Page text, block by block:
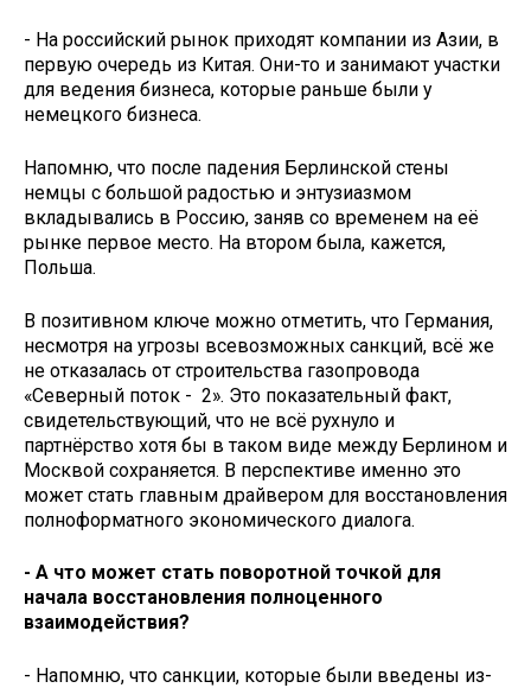
- На российский рынок приходят компании из Азии, в
первую очередь из Китая. Они-то и занимают участки
для ведения бизнеса, которые раньше были у
немецкого бизнеса.
Напомню, что после падения Берлинской стены
немцы с большой радостью и энтузиазмом
вкладывались в Россию, заняв со временем на её
рынке первое место. На втором была, кажется,
Польша.
В позитивном ключе можно отметить, что Германия,
несмотря на угрозы всевозможных санкций, всё же
не отказалась от строительства газопровода
«Северный поток - 2». Это показательный факт,
свидетельствующий, что не всё рухнуло и
партнёрство хотя бы в таком виде между Берлином и
Москвой сохраняется. В перспективе именно это
может стать главным драйвером для восстановления
полноформатного экономического диалога.
- А что может стать поворотной точкой для
начала восстановления полноценного
взаимодействия?
- Напомню, что санкции, которые были введены из-